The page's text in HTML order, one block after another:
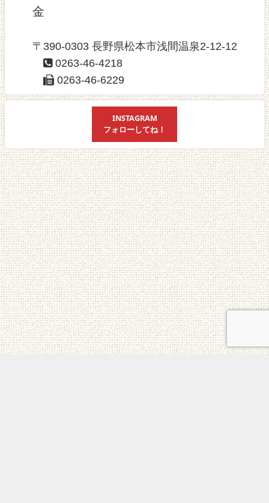
金
〒390-0303 長野県松本市浅間温泉2-12-12
0263-46-4218
0263-46-6229
INSTAGRAM
フォローしてね！